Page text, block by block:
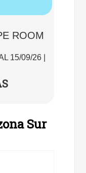
ROOM
15/09/26 |
Sur